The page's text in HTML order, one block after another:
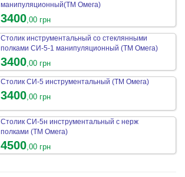
манипуляционный(ТМ Омега)
3400,00 грн
Столик инструментальный со стеклянными
полками СИ-5-1 манипуляционный (ТМ Омега)
3400,00 грн
Столик СИ-5 инструментальный (ТМ Омега)
3400,00 грн
Столик СИ-5н инструментальный с нерж
полками (ТМ Омега)
4500 ,00 грн